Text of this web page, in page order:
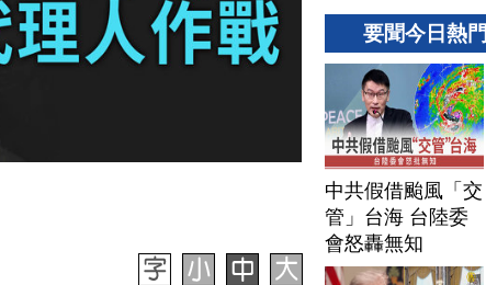
要聞今日熱門
中共假借颱風「交
管」台海 台陸委
會怒轟無知